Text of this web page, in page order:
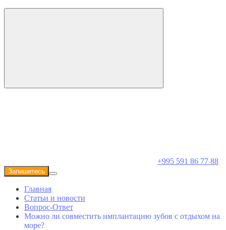
+995 591 86 77 88
Запишитесь
Главная
Статьи и новости
Вопрос-Ответ
Можно ли совместить имплантацию зубов с отдыхом на
море?